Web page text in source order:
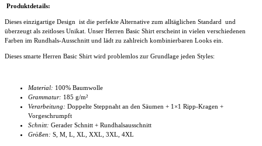
Produktdetails:
Dieses einzigartige Design ist die perfekte Alternative zum alltäglichen Standard und
überzeugt als zeitloses Unikat. Unser Herren Basic Shirt erscheint in vielen verschiedenen
Farben im Rundhals-Ausschnitt und lädt zu zahlreich kombinierbaren Looks ein.
Dieses smarte Herren Basic Shirt wird problemlos zur Grundlage jeden Styles:
Material: 100% Baumwolle
Grammatur: 185 g/m²
Verarbeitung: Doppelte Steppnaht an den Säumen + 1×1 Ripp-Kragen +
Vorgeschrumpft
Schnitt: Gerader Schnitt + Rundhalsausschnitt
Größen: S, M, L, XL, XXL, 3XL, 4XL